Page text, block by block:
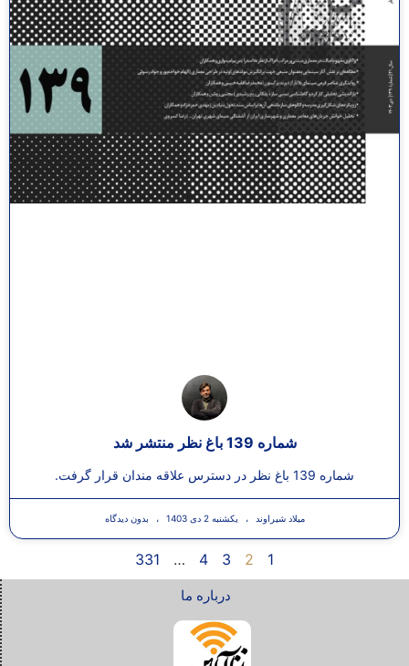
شماره 139 باغ نظر منتشر شد
شماره 139 باغ نظر در دسترس علاقه مندان قرار گرفت.
میلاد شیراوند یکشنبه 2 دی 1403 بدون دیدگاه
1
2
3
4
…
331
درباره ما